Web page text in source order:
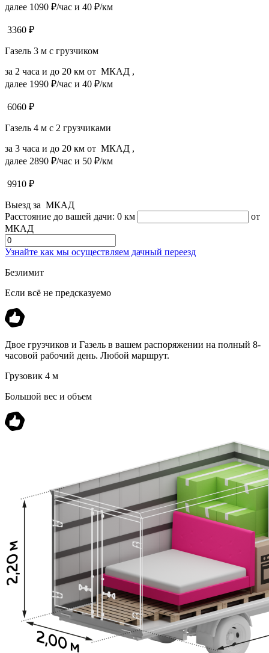
далее 1090 ₽/час и 40 ₽/км
3360 ₽
Газель 3 м с грузчиком
за 2 часа и до 20 км от МКАД ,
далее 1990 ₽/час и 40 ₽/км
6060 ₽
Газель 4 м с 2 грузчиками
за 3 часа и до 20 км от МКАД ,
далее 2890 ₽/час и 50 ₽/км
9910 ₽
Выезд за МКАД
Расстояние до вашей дачи: 0 км
от
МКАД
Узнайте как мы осуществляем дачный переезд
Безлимит
Если всё не предсказуемо
Двое грузчиков и Газель в вашем распоряжении на полный 8-
часовой рабочий день. Любой маршрут.
Грузовик 4 м
Большой вес и объем